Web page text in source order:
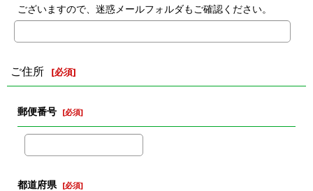
ございますので、迷惑メールフォルダもご確認ください。
ご住所 [必須]
郵便番号 [必須]
都道府県 [必須]